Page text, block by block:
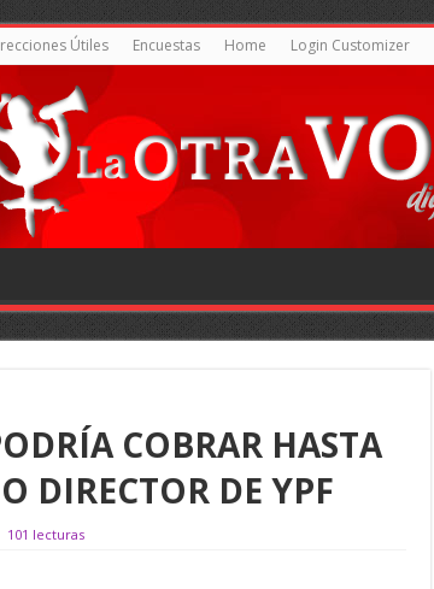
Útiles Encuestas Home Login Customizer
COBRAR HASTA
DIRECTOR DE YPF
101 lecturas